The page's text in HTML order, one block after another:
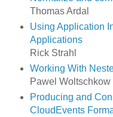
Thomas Ardal
Using Application
Applications
Rick Strahl
Working With
Pawel Woltschkow
Producing and
CloudEvents